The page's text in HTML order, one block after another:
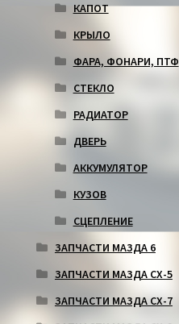
КАПОТ
КРЫЛО
ФАРА, ФОНАРИ, ПТФ
СТЕКЛО
РАДИАТОР
ДВЕРЬ
АККУМУЛЯТОР
КУЗОВ
СЦЕПЛЕНИЕ
ЗАПЧАСТИ МАЗДА 6
ЗАПЧАСТИ МАЗДА СХ-5
ЗАПЧАСТИ МАЗДА СХ-7